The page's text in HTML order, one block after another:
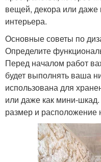
вещей, декора или
интерьера.
Основные советы по
Определите
Перед началом работ
будет выполнять ваша
использована для
или даже как мини-
размер и расположение